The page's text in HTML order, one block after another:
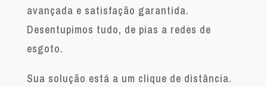
avançada e satisfação garantida.
Desentupimos tudo, de pias a redes de
esgoto.
Sua solução está a um clique de distância.